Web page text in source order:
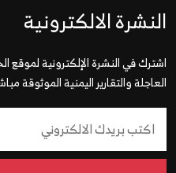
النشرة الالكترونية
اشترك في النشرة الإلكترونية لموقع
العاجلة والتقارير اليمنية الموثوقة